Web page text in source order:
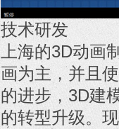
技术研发
上海的3D动画
画为主，并且
的进步，3D建
的转型升级。